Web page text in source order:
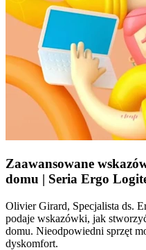
Zaawansowane
domu | Seria Ergo
Olivier Girard, Specjalista ds.
podaje wskazówki, jak
domu. Nieodpowiedni sprzęt
dyskomfort.